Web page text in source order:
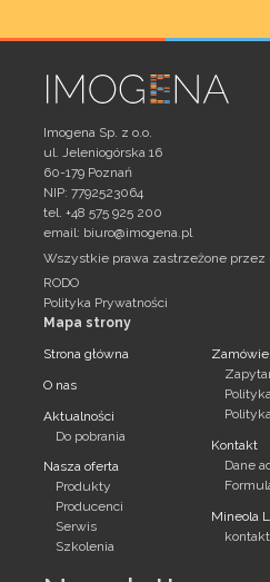
Imogena Sp. z o.o.
ul. Jeleniogórska 16
60-179 Poznań
NIP: 7792523064
tel. +48 575 925 200
email: biuro@imogena.pl
Wszystkie prawa zastrzeżone przez
RODO
Polityka Prywatności
Mapa strony
Strona główna
O nas
Aktualności
Do pobrania
Nasza oferta
Produkty
Producenci
Serwis
Szkolenia
Kontakt
Dane
Mineola
kontakt